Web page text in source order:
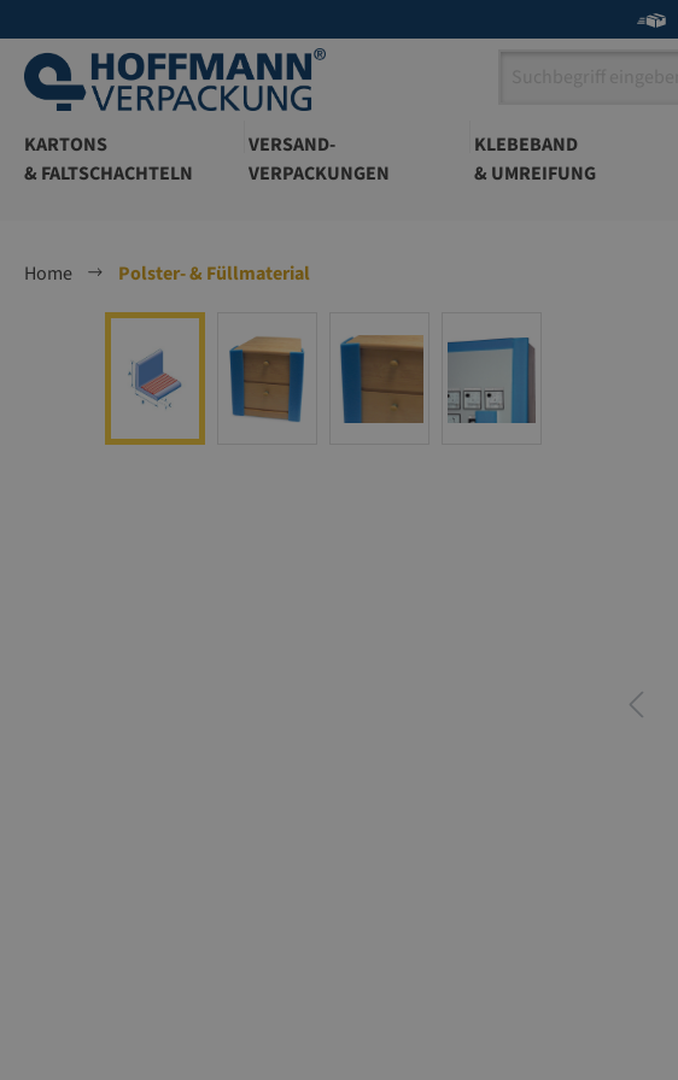
KARTONS
& FALTSCHACHTELN
VERSAND-
VERPACKUNGEN
KLEBEBAND
& UMREIFUNG
Home
Polster- & Füllmaterial
Bildergalerie überspringen